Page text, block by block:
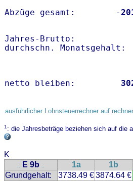
Abzüge gesamt:        -
Jahres-
netto bleiben:
ausführlicher Lohnsteuerrechner auf
1: die Jahresbeträge beziehen sich auf die
K
.. E 9b .. 1a 1b
Grundgehalt:
3738.49 €3874.64 €